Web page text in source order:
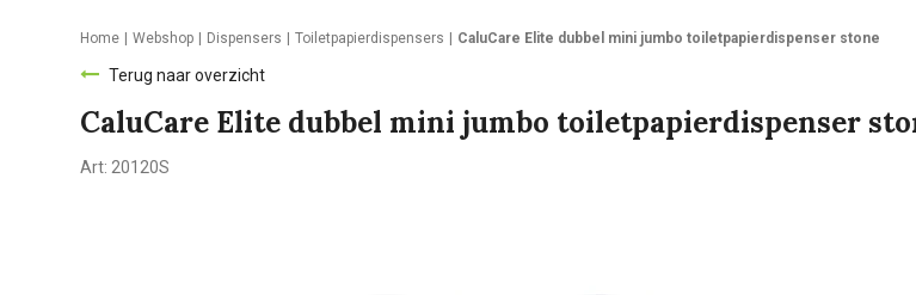
Home Webshop Dispensers Toiletpapierdispensers CaluCare Elite dubbel mini jumbo toiletpapierdispenser stone
Terug naar overzicht
CaluCare Elite dubbel mini jumbo toiletpapierdispenser
Art: 20120S